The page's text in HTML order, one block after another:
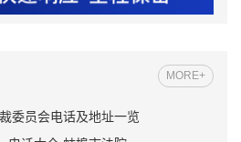
MORE+
委员会电话及地址一览